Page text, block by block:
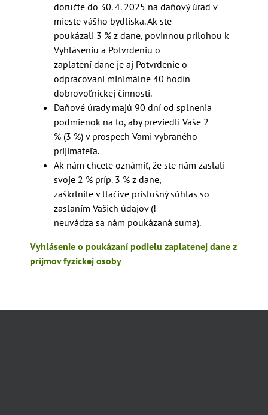
doručte do 30. 4. 2025 na daňový úrad v
mieste vášho bydliska. Ak ste
poukázali 3 % z dane, povinnou prílohou k
Vyhláseniu a Potvrdeniu o
zaplatení dane je aj Potvrdenie o
odpracovaní minimálne 40 hodín
dobrovoľníckej činnosti.
Daňové úrady majú 90 dní od splnenia
podmienok na to, aby previedli Vaše 2
% (3 %) v prospech Vami vybraného
prijímateľa.
Ak nám chcete oznámiť, že ste nám zaslali
svoje 2 % príp. 3 % z dane,
zaškrtnite v tlačive príslušný súhlas so
zaslaním Vašich údajov (!
neuvádza sa nám poukázaná suma).
Vyhlásenie o poukázaní podielu zaplatenej dane z
príjmov fyzickej osoby